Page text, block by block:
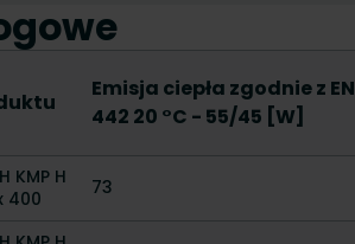
Emisja ciepła zgodnie z EN
442 20 °C - 55/45 [W]
KMP H
400
73